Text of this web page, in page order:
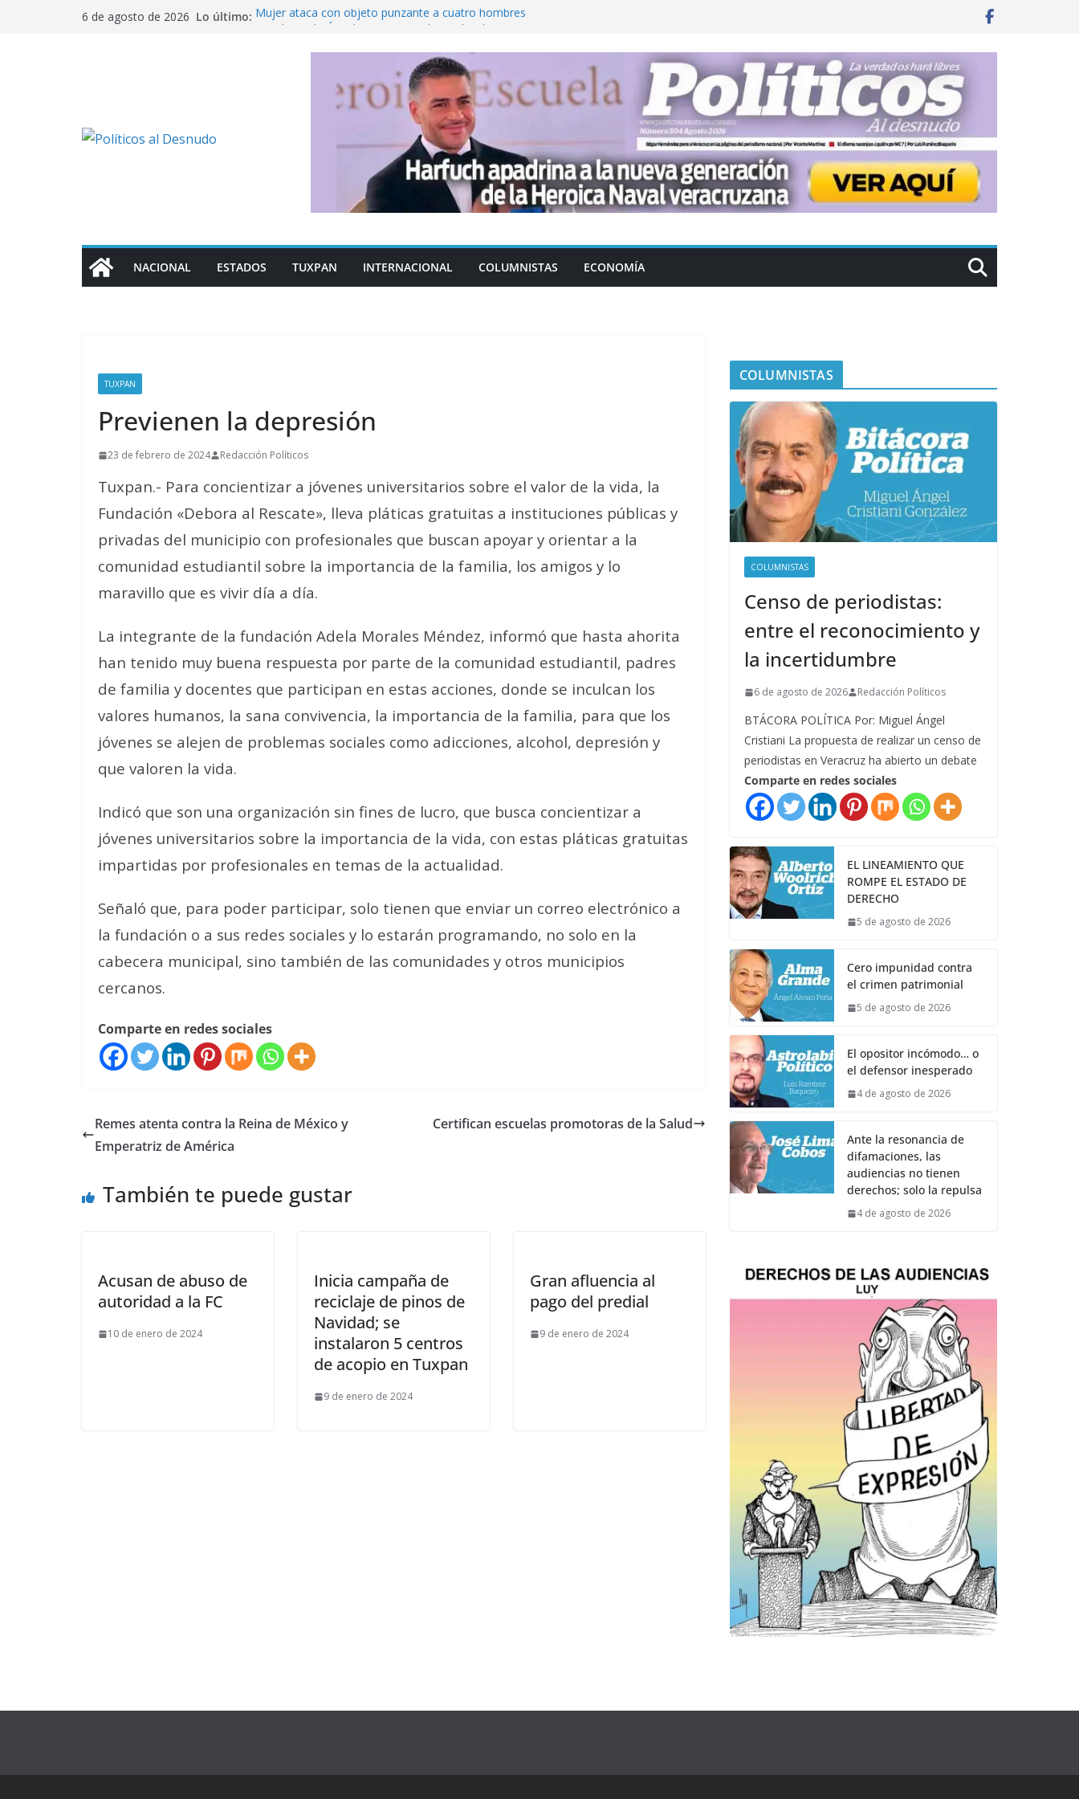
6 de agosto de 2026 Lo último: Mujer ataca con objeto punzante a cuatro hombres
México busca reactivar la exportación de aguacate de
Michoacán a los Estados Unidos
Ofrece SEP regularización a escuelas para dejar el esquema
Rechaza Nahle persecución política en casos de desafuero
de los alcaldes de Movimiento Ciudadano
NACIONAL ESTADOS TUXPAN INTERNACIONAL COLUMNISTAS ECONOMÍA
TUXPAN
Previenen la depresión
23 de febrero de 2024 Redacción Políticos
Tuxpan.- Para concientizar a jóvenes universitarios sobre el valor de la vida, la
Fundación «Debora al Rescate», lleva pláticas gratuitas a instituciones públicas y
privadas del municipio con profesionales que buscan apoyar y orientar a la
comunidad estudiantil sobre la importancia de la familia, los amigos y lo
maravillo que es vivir día a día.
La integrante de la fundación Adela Morales Méndez, informó que hasta ahorita
han tenido muy buena respuesta por parte de la comunidad estudiantil, padres
de familia y docentes que participan en estas acciones, donde se inculcan los
valores humanos, la sana convivencia, la importancia de la familia, para que los
jóvenes se alejen de problemas sociales como adicciones, alcohol, depresión y
que valoren la vida.
Indicó que son una organización sin fines de lucro, que busca concientizar a
jóvenes universitarios sobre la importancia de la vida, con estas pláticas gratuitas
impartidas por profesionales en temas de la actualidad.
Señaló que, para poder participar, solo tienen que enviar un correo electrónico a
la fundación o a sus redes sociales y lo estarán programando, no solo en la
cabecera municipal, sino también de las comunidades y otros municipios
cercanos.
Comparte en redes sociales
Remes atenta contra la Reina de México y
Emperatriz de América
Certifican escuelas promotoras de la Salud
También te puede gustar
Acusan de abuso de
autoridad a la FC
10 de enero de 2024
Inicia campaña de
reciclaje de pinos de
Navidad; se
instalaron 5 centros
de acopio en Tuxpan
9 de enero de 2024
Gran afluencia al
pago del predial
9 de enero de 2024
COLUMNISTAS
COLUMNISTAS
Censo de periodistas:
entre el reconocimiento y
la incertidumbre
6 de agosto de 2026 Redacción Políticos
BTÁCORA POLÍTICA Por: Miguel Ángel
Cristiani La propuesta de realizar un censo de
periodistas en Veracruz ha abierto un debate
Comparte en redes sociales
EL LINEAMIENTO QUE
ROMPE EL ESTADO DE
DERECHO
5 de agosto de 2026
Cero impunidad contra
el crimen patrimonial
5 de agosto de 2026
El opositor incómodo… o
el defensor inesperado
4 de agosto de 2026
Ante la resonancia de
difamaciones, las
audiencias no tienen
derechos; solo la repulsa
4 de agosto de 2026